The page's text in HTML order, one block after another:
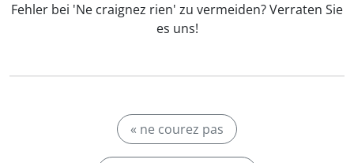
Fehler bei 'Ne craignez rien' zu vermeiden? Verraten Sie
es uns!
« ne courez pas